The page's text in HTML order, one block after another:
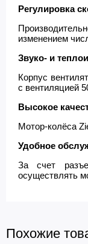
Регулировка
изменением
Звуко- и
Корпус
с вентиляцией
Высокое
Мотор-колёса
Удобное
За счет
осуществлять
Похожие